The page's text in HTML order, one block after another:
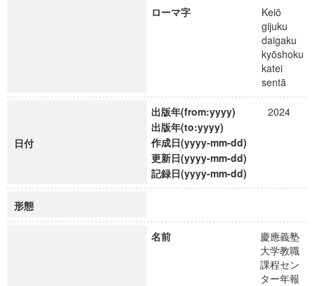
ローマ字
Keiō
gijuku
daigaku
kyōshoku
katei
sentā
日付
出版年(from:yyyy)
2024
出版年(to:yyyy)
作成日(yyyy-mm-dd)
更新日(yyyy-mm-dd)
記録日(yyyy-mm-dd)
形態
名前
慶應義塾
大学教職
課程セン
ター年報